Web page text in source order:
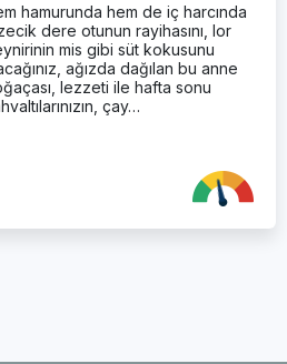
hamurunda hem de iç harcında
dere otunun rayihasını, lor
mis gibi süt kokusunu
ağızda dağılan bu anne
lezzeti ile hafta sonu
çay…